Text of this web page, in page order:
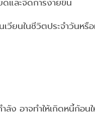
และจัดการง่ายขึ้น
เวียนในชีวิตประจำวันหรื
ลัง อาจทำให้เกิดหนี้ก้อน